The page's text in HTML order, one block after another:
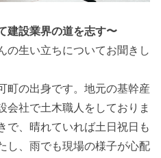
建設業界の道を志す〜
の生い立ちについてお聞きし
町の出身です。地元の基幹産
会社で土木職人をしておりま
で、晴れていれば土日祝日も
し、雨でも現場の様子が心配